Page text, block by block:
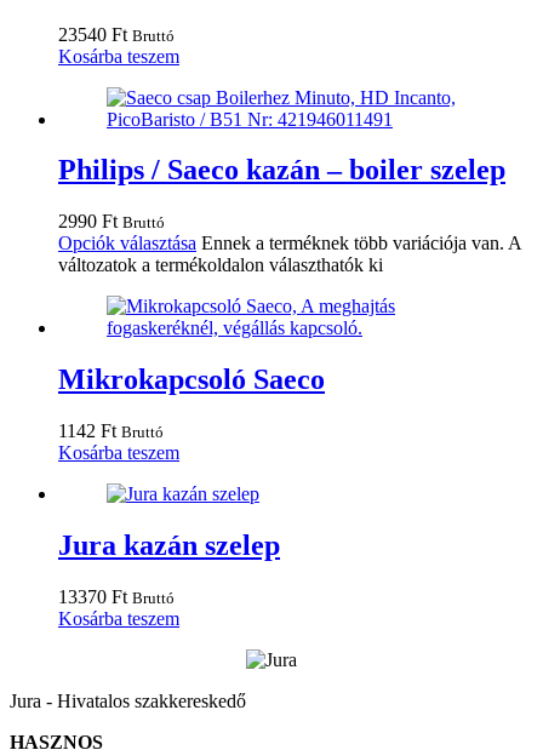
23540 Ft Bruttó
Kosárba teszem
Philips / Saeco kazán – boiler szelep
2990 Ft Bruttó
Opciók választása Ennek a terméknek több variációja van. A
változatok a termékoldalon választhatók ki
Mikrokapcsoló Saeco
1142 Ft Bruttó
Kosárba teszem
Jura kazán szelep
13370 Ft Bruttó
Kosárba teszem
Jura - Hivatalos szakkereskedő
HASZNOS